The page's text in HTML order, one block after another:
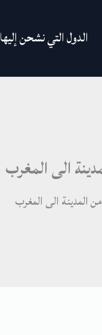
الدول التي نشحن إليها
الى المغرب
الى المغرب